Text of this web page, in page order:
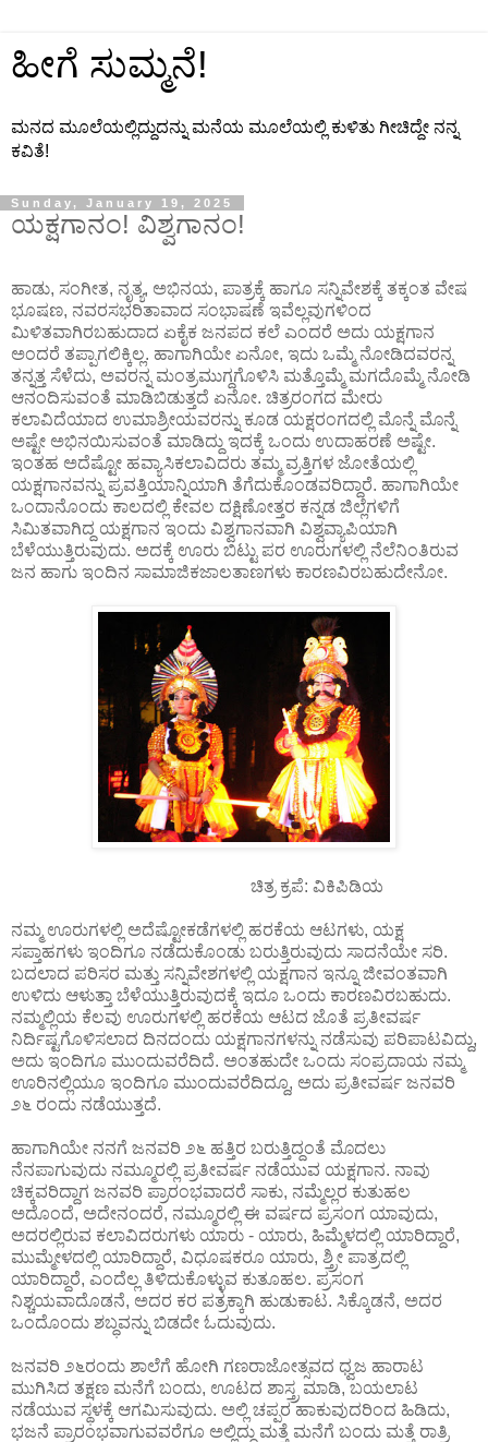
ಹೀಗೆ ಸುಮ್ಮನೆ!
ಮನದ ಮೂಲೆಯಲ್ಲಿದ್ದುದನ್ನು ಮನೆಯ ಮೂಲೆಯಲ್ಲಿ ಕುಳಿತು ಗೀಚಿದ್ದೇ ನನ್ನ
ಕವಿತೆ!
Sunday, January 19, 2025
ಯಕ್ಷಗಾನಂ! ವಿಶ್ವಗಾನಂ!
ಹಾಡು, ಸಂಗೀತ, ನೃತ್ಯ, ಅಭಿನಯ, ಪಾತ್ರಕ್ಕೆ ಹಾಗೂ ಸನ್ನಿವೇಶಕ್ಕೆ ತಕ್ಕಂತ ವೇಷ
ಭೂಷಣ, ನವರಸಭರಿತಾವಾದ ಸಂಭಾಷಣೆ ಇವೆಲ್ಲವುಗಳಿಂದ
ಮಿಳಿತವಾಗಿರಬಹುದಾದ ಏಕೈಕ ಜನಪದ ಕಲೆ ಎಂದರೆ ಅದು ಯಕ್ಷಗಾನ
ಅಂದರೆ ತಪ್ಪಾಗಲಿಕ್ಕಿಲ್ಲ. ಹಾಗಾಗಿಯೇ ಏನೋ, ಇದು ಒಮ್ಮೆ ನೋಡಿದವರನ್ನ
ತನ್ನತ್ತ ಸೆಳೆದು, ಅವರನ್ನ ಮಂತ್ರಮುಗ್ದಗೊಳಿಸಿ ಮತ್ತೊಮ್ಮೆ ಮಗದೊಮ್ಮೆ ನೋಡಿ
ಆನಂದಿಸುವಂತೆ ಮಾಡಿಬಿಡುತ್ತದೆ ಏನೋ. ಚಿತ್ರರಂಗದ ಮೇರು
ಕಲಾವಿದೆಯಾದ ಉಮಾಶ್ರೀಯವರನ್ನು ಕೂಡ ಯಕ್ಷರಂಗದಲ್ಲಿ ಮೊನ್ನೆ ಮೊನ್ನೆ
ಅಷ್ಟೇ ಅಭಿನಯಿಸುವಂತೆ ಮಾಡಿದ್ದು ಇದಕ್ಕೆ ಒಂದು ಉದಾಹರಣೆ ಅಷ್ಟೇ.
ಇಂತಹ ಅದೆಷ್ಟೋ ಹವ್ಯಾಸಿಕಲಾವಿದರು ತಮ್ಮ ವ್ರತ್ತಿಗಳ ಜೋತೆಯಲ್ಲಿ
ಯಕ್ಷಗಾನವನ್ನು ಪ್ರವತ್ತಿಯಾನ್ನಿಯಾಗಿ ತೆಗೆದುಕೊಂಡವರಿದ್ದಾರೆ. ಹಾಗಾಗಿಯೇ
ಒಂದಾನೊಂದು ಕಾಲದಲ್ಲಿ ಕೇವಲ ದಕ್ಷಿಣೋತ್ತರ ಕನ್ನಡ ಜಿಲ್ಲೆಗಳಿಗೆ
ಸಿಮಿತವಾಗಿದ್ದ ಯಕ್ಷಗಾನ ಇಂದು ವಿಶ್ವಗಾನವಾಗಿ ವಿಶ್ವವ್ಯಾಪಿಯಾಗಿ
ಬೆಳೆಯುತ್ತಿರುವುದು. ಅದಕ್ಕೆ ಊರು ಬಿಟ್ಟು ಪರ ಊರುಗಳಲ್ಲಿ ನೆಲೆನಿಂತಿರುವ
ಜನ ಹಾಗು ಇಂದಿನ ಸಾಮಾಜಿಕಜಾಲತಾಣಗಳು ಕಾರಣವಿರಬಹುದೇನೋ.
ಚಿತ್ರ ಕ್ರಪೆ: ವಿಕಿಪಿಡಿಯ
ನಮ್ಮ ಊರುಗಳಲ್ಲಿ ಅದೆಷ್ಟೋಕಡೆಗಳಲ್ಲಿ ಹರಕೆಯ ಆಟಗಳು, ಯಕ್ಷ
ಸಪ್ತಾಹಗಳು ಇಂದಿಗೂ ನಡೆದುಕೊಂಡು ಬರುತ್ತಿರುವುದು ಸಾದನೆಯೇ ಸರಿ.
ಬದಲಾದ ಪರಿಸರ ಮತ್ತು ಸನ್ನಿವೇಶಗಳಲ್ಲಿ ಯಕ್ಷಗಾನ ಇನ್ನೂ ಜೀವಂತವಾಗಿ
ಉಳಿದು ಆಳುತ್ತಾ ಬೆಳೆಯುತ್ತಿರುವುದಕ್ಕೆ ಇದೂ ಒಂದು ಕಾರಣವಿರಬಹುದು.
ನಮ್ಮಲ್ಲಿಯ ಕೆಲವು ಊರುಗಳಲ್ಲಿ ಹರಕೆಯ ಆಟದ ಜೊತೆ ಪ್ರತೀವರ್ಷ
ನಿರ್ದಿಷ್ಟಗೊಳಿಸಲಾದ ದಿನದಂದು ಯಕ್ಷಗಾನಗಳನ್ನು ನಡೆಸುವು ಪರಿಪಾಟವಿದ್ದು,
ಅದು ಇಂದಿಗೂ ಮುಂದುವರೆದಿದೆ. ಅಂತಹುದೇ ಒಂದು ಸಂಪ್ರದಾಯ ನಮ್ಮ
ಊರಿನಲ್ಲಿಯೂ ಇಂದಿಗೂ ಮುಂದುವರೆದಿದ್ದೂ, ಅದು ಪ್ರತೀವರ್ಷ ಜನವರಿ
೨೬ ರಂದು ನಡೆಯುತ್ತದೆ.
ಹಾಗಾಗಿಯೇ ನನಗೆ ಜನವರಿ ೨೬ ಹತ್ತಿರ ಬರುತ್ತಿದ್ದಂತೆ ಮೊದಲು
ನೆನಪಾಗುವುದು ನಮ್ಮೂರಲ್ಲಿ ಪ್ರತೀವರ್ಷ ನಡೆಯುವ ಯಕ್ಷಗಾನ. ನಾವು
ಚಿಕ್ಕವರಿದ್ದಾಗ ಜನವರಿ ಪ್ರಾರಂಭವಾದರೆ ಸಾಕು, ನಮ್ಮೆಲ್ಲರ ಕುತುಹಲ
ಅದೊಂದೆ, ಅದೇನಂದರೆ, ನಮ್ಮೂರಲ್ಲಿ ಈ ವರ್ಷದ ಪ್ರಸಂಗ ಯಾವುದು,
ಅದರಲ್ಲಿರುವ ಕಲಾವಿದರುಗಳು ಯಾರು - ಯಾರು, ಹಿಮ್ಮೆಳದಲ್ಲಿ ಯಾರಿದ್ದಾರೆ,
ಮುಮ್ಮೇಳದಲ್ಲಿ ಯಾರಿದ್ದಾರೆ, ವಿಧೂಷಕರೂ ಯಾರು, ಶ್ತ್ರೀ ಪಾತ್ರದಲ್ಲಿ
ಯಾರಿದ್ದಾರೆ, ಎಂದೆಲ್ಲ ತಿಳಿದುಕೊಳ್ಳುವ ಕುತೂಹಲ. ಪ್ರಸಂಗ
ನಿಶ್ಚಯವಾದೊಡನೆ, ಅದರ ಕರ ಪತ್ರಕ್ಕಾಗಿ ಹುಡುಕಾಟ. ಸಿಕ್ಕೊಡನೆ, ಅದರ
ಒಂದೊಂದು ಶಬ್ಧವನ್ನು ಬಿಡದೇ ಓದುವುದು.
ಜನವರಿ ೨೬ರಂದು ಶಾಲೆಗೆ ಹೋಗಿ ಗಣರಾಜೋತ್ಸವದ ಧ್ವಜ ಹಾರಾಟ
ಮುಗಿಸಿದ ತಕ್ಷಣ ಮನೆಗೆ ಬಂದು, ಊಟದ ಶಾಸ್ತ್ರ ಮಾಡಿ, ಬಯಲಾಟ
ನಡೆಯುವ ಸ್ಥಳಕ್ಕೆ ಆಗಮಿಸುವುದು. ಅಲ್ಲಿ ಚಪ್ಪರ ಹಾಕುವುದರಿಂದ ಹಿಡಿದು,
ಭಜನೆ ಪ್ರಾರಂಭವಾಗುವವರೆಗೂ ಅಲ್ಲಿದ್ದು ಮತ್ತೆ ಮನೆಗೆ ಬಂದು ಮತ್ತೆ ರಾತ್ರಿ